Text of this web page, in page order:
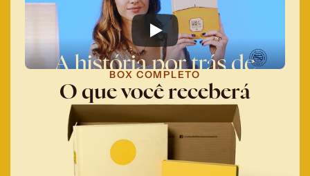
BOX COMPLETO
O que você receberá